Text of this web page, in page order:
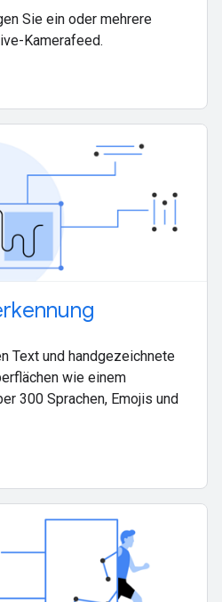
Sie ein oder mehrere
Kamerafeed.
Text und handgezeichnete
wie einem
300 Sprachen, Emojis und